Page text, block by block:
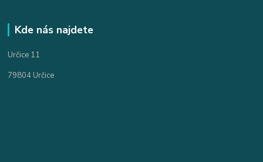
Kde nás najdete
Určice 11
79804 Určice